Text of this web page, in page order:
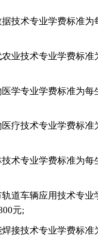
据技术专业学费标准为
业技术专业学费标准
学专业学费标准为每
医疗技术专业学费标准
技术专业学费标准为每
道车辆应用技术专业
元;
焊接技术专业学费标准